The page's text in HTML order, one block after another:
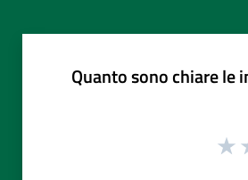
Quanto sono chiare le